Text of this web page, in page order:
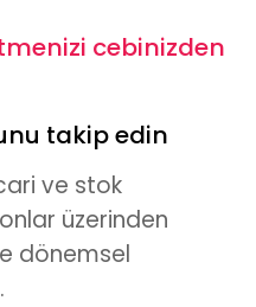
cebinizden
takip edin
ve stok
üzerinden
dönemsel